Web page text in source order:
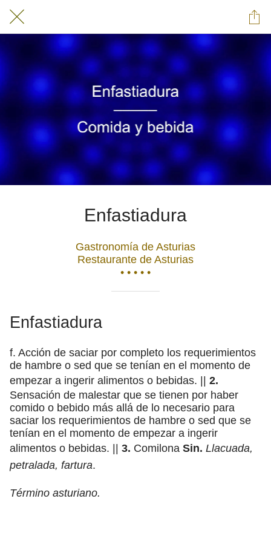
Enfastiadura
Gastronomía de Asturias
Restaurante de Asturias
• • • • •
Enfastiadura
f. Acción de saciar por completo los requerimientos
de hambre o sed que se tenían en el momento de
empezar a ingerir alimentos o bebidas. || 2.
Sensación de malestar que se tienen por haber
comido o bebido más allá de lo necesario para
saciar los requerimientos de hambre o sed que se
tenían en el momento de empezar a ingerir
alimentos o bebidas. || 3. Comilona Sin. Llacuada,
petralada, fartura.
Término asturiano.